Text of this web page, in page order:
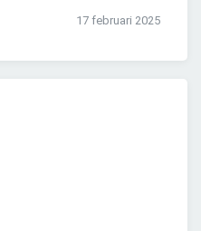
17 februari 2025